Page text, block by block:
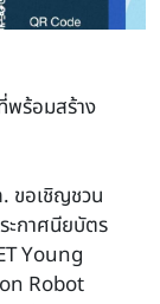
พร้อมสร้าง
ขอเชิญชวน
ะกาศนียบัตร
Young
Robot